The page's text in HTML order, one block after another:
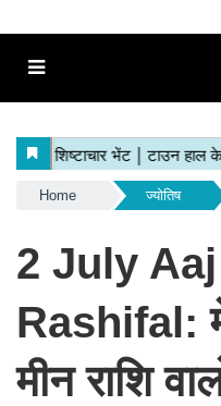
Home ज्योतिष
2 July
Rashifal:
मीन राशि